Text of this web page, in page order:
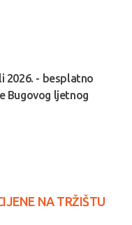
2026. - besplatno
Bugovog ljetnog
NA TRŽIŠTU